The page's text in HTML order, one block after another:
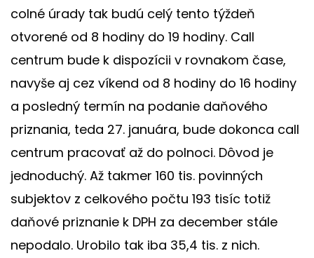
colné úrady tak budú celý tento týždeň
otvorené od 8 hodiny do 19 hodiny. Call
centrum bude k dispozícii v rovnakom čase,
navyše aj cez víkend od 8 hodiny do 16 hodiny
a posledný termín na podanie daňového
priznania, teda 27. januára, bude dokonca call
centrum pracovať až do polnoci. Dôvod je
jednoduchý. Až takmer 160 tis. povinných
subjektov z celkového počtu 193 tisíc totiž
daňové priznanie k DPH za december stále
nepodalo. Urobilo tak iba 35,4 tis. z nich.